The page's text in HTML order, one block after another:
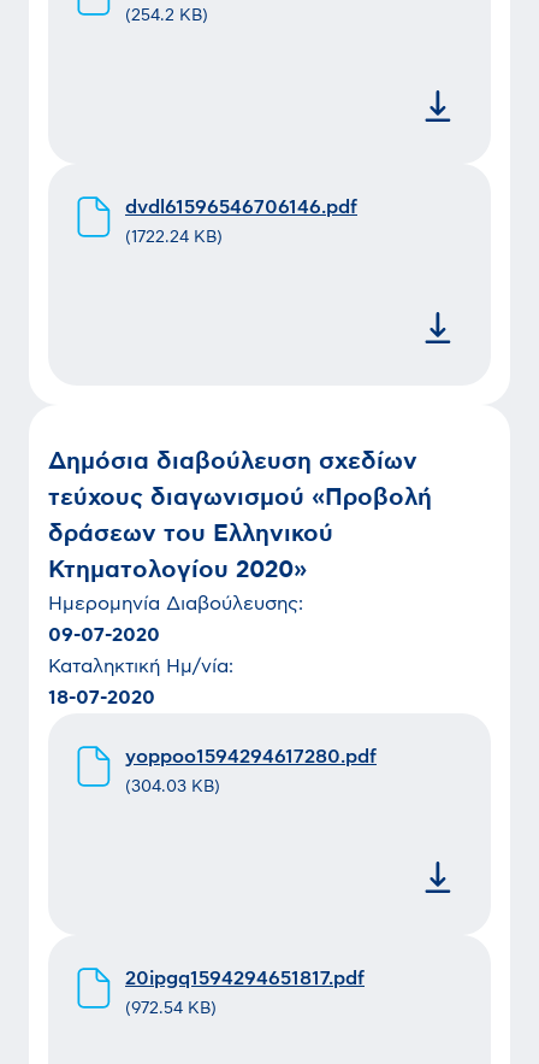
(254.2 KB)
dvdl61596546706146.pdf
(1722.24 KB)
Δημόσια διαβούλευση σχεδίων
τεύχους διαγωνισμού «Προβολή
δράσεων του Ελληνικού
Κτηματολογίου 2020»
Ημερομηνία Διαβούλευσης:
09-07-2020
Καταληκτική Ημ/νία:
18-07-2020
yoppoo1594294617280.pdf
(304.03 KB)
20ipgq1594294651817.pdf
(972.54 KB)